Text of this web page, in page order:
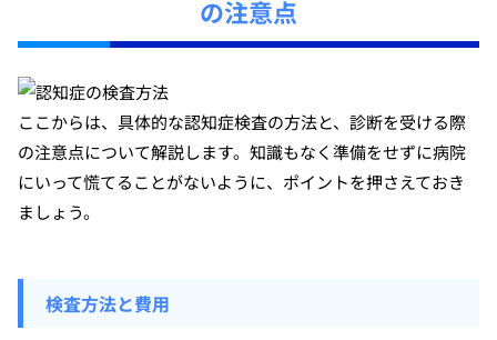
の注意点
ここからは、具体的な認知症検査の方法と、診断を受ける際
の注意点について解説します。知識もなく準備をせずに病院
にいって慌てることがないように、ポイントを押さえておき
ましょう。
検査方法と費用